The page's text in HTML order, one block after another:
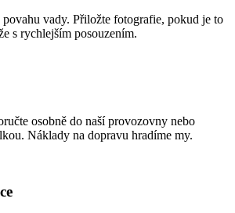
vady. Přiložte fotografie, pokud je to
s rychlejším posouzením.
osobně do naší provozovny nebo
Náklady na dopravu hradíme my.